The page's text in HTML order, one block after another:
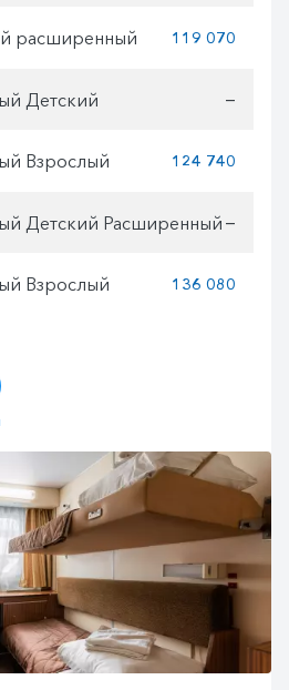
расширенный 119 070
Детский —
Взрослый 124 740
Детский Расширенный —
Взрослый
136 080